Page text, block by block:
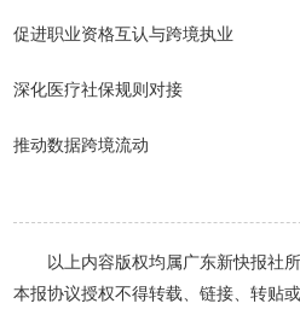
促进职业资格互认与跨境执业
深化医疗社保规则对接
推动数据跨境流动
以上内容版权均属广东新快报社所
本报协议授权不得转载、链接、转贴